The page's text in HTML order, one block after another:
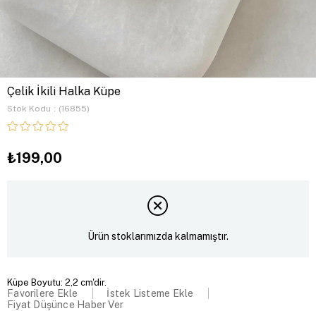
Çelik İkili Halka Küpe
Stok Kodu (16855)
₺199,00
Ürün stoklarımızda kalmamıştır.
Küpe Boyutu: 2,2 cm'dir.
Favorilere Ekle
İstek Listeme Ekle
Fiyat Düşünce Haber Ver